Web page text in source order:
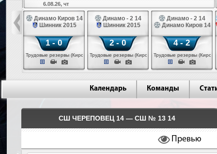
14
6.08.26, чт
Динамо Киров 14
Шинник 2015
1 - 0
Трудовые резервы (Киров)
Динамо - 2 14
Шинник 2015
2 - 0
Трудовые резервы (Киров)
Динамо - 2 14
Динамо Киров 14
4 - 2
Трудовые резервы (Киров)
Календарь Команды
СШ ЧЕРЕПОВЕЦ 14 — СШ № 13 14
Превью